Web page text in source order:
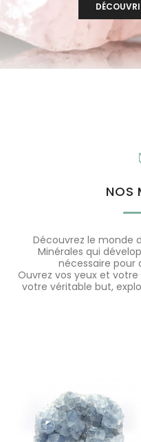
NOS
Découvrez le monde
Minérales qui
nécessaire pour
Ouvrez vos yeux et
votre véritable but,